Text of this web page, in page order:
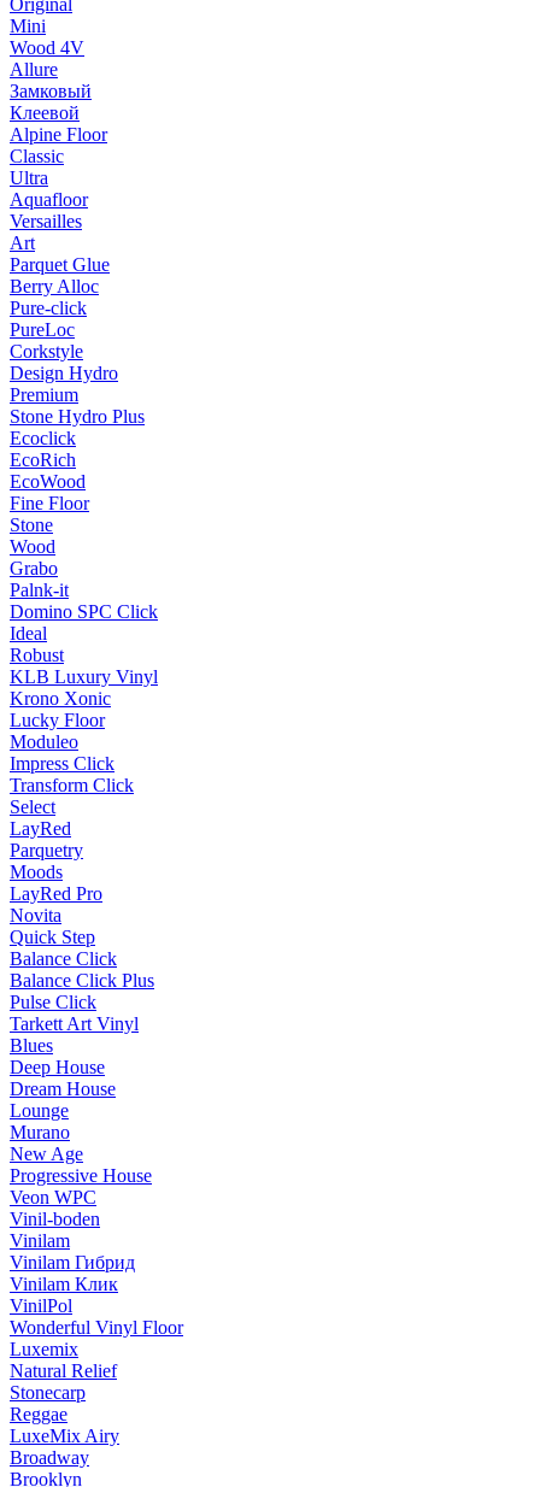
Original
Mini
Wood 4V
Allure
Замковый
Клеевой
Alpine Floor
Classic
Ultra
Aquafloor
Versailles
Art
Parquet Glue
Berry Alloc
Pure-click
PureLoc
Corkstyle
Design Hydro
Premium
Stone Hydro Plus
Ecoclick
EcoRich
EcoWood
Fine Floor
Stone
Wood
Grabo
Palnk-it
Domino SPC Click
Ideal
Robust
KLB Luxury Vinyl
Krono Xonic
Lucky Floor
Moduleo
Impress Click
Transform Click
Select
LayRed
Parquetry
Moods
LayRed Pro
Novita
Quick Step
Balance Click
Balance Click Plus
Pulse Click
Tarkett Art Vinyl
Blues
Deep House
Dream House
Lounge
Murano
New Age
Progressive House
Veon WPC
Vinil-boden
Vinilam
Vinilam Гибрид
Vinilam Клик
VinilPol
Wonderful Vinyl Floor
Luxemix
Natural Relief
Stonecarp
Reggae
LuxeMix Airy
Broadway
Brooklyn